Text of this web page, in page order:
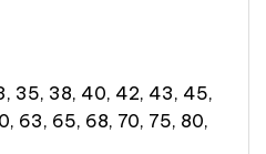
35, 38, 40, 42, 43, 45,
63, 65, 68, 70, 75, 80,